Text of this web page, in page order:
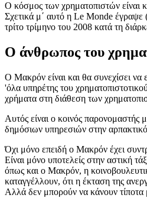
Ο κόσμος των χρηματοπιστών είναι
Σχετικά μ΄ αυτό η Le Monde έγραψε
τρίτο τρίμηνο του 2008 κατά τη
Ο άνθρωπος του
Ο Mακρόν είναι και θα συνεχίσει
'όλα υπηρέτης του
χρήματα στη διάθεση των
Αυτός είναι ο κοινός παρονομαστής
δημόσιων υπηρεσιών στην
Όχι μόνο επειδή ο Μακρόν έχει
Είναι μόνο υποτελείς στην αστική
όπως και ο Mακρόν, η
καταγγέλλουν, ότι η έκταση της
Αλλά δεν μπορούν να κάνουν